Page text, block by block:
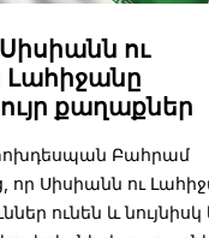
ու
քաղաքներ
Բահրամ
որ Սիսիանն ու
ունեն և